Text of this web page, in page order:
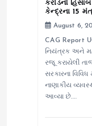
કરોડનો હિસાબ
કેન્દ્રના 15
August 6,
CAG Report
નિયંત્રક અને
રજૂ કરાયેલી
સરકારના
નાણાકીય
આવ્યા છે.…